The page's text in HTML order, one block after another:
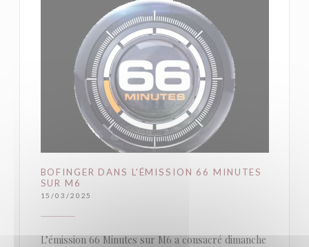
BOFINGER DANS L'ÉMISSION 66 MINUTES
SUR M6
15/03/2025
L’émission 66 Minutes sur M6 a consacré dimanche